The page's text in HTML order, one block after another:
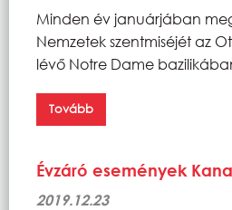
Minden év januárjában
Nemzetek szentmiséjét az
lévő Notre Dame
Tovább
Évzáró események
2019.12.23